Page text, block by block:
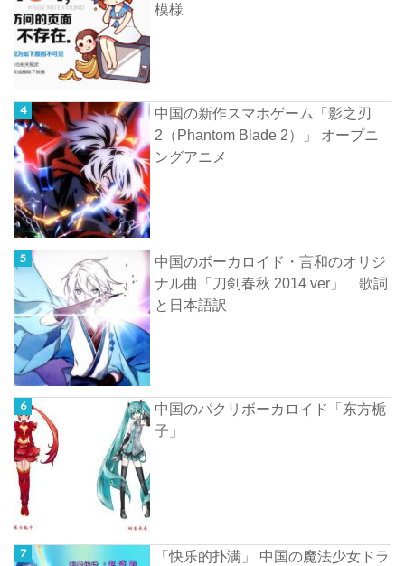
模様
中国の新作スマホゲーム「影之刃
2（Phantom Blade 2）」 オープニ
ングアニメ
中国のボーカロイド・言和のオリジ
ナル曲「刀剣春秋 2014 ver」 歌詞
と日本語訳
中国のパクリボーカロイド「东方栀
子」
「快乐的扑满」 中国の魔法少女ドラ